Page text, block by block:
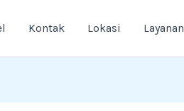
Kontak Lokasi Layanan